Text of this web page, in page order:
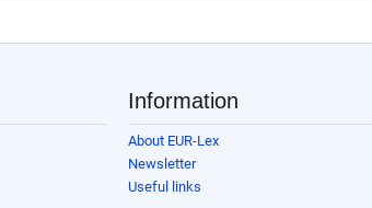
Information
About EUR-Lex
Newsletter
Useful links